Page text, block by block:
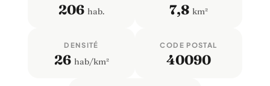
206 hab. 7,8 km²
DENSITÉ
26 hab/km²
CODE POSTAL
40090